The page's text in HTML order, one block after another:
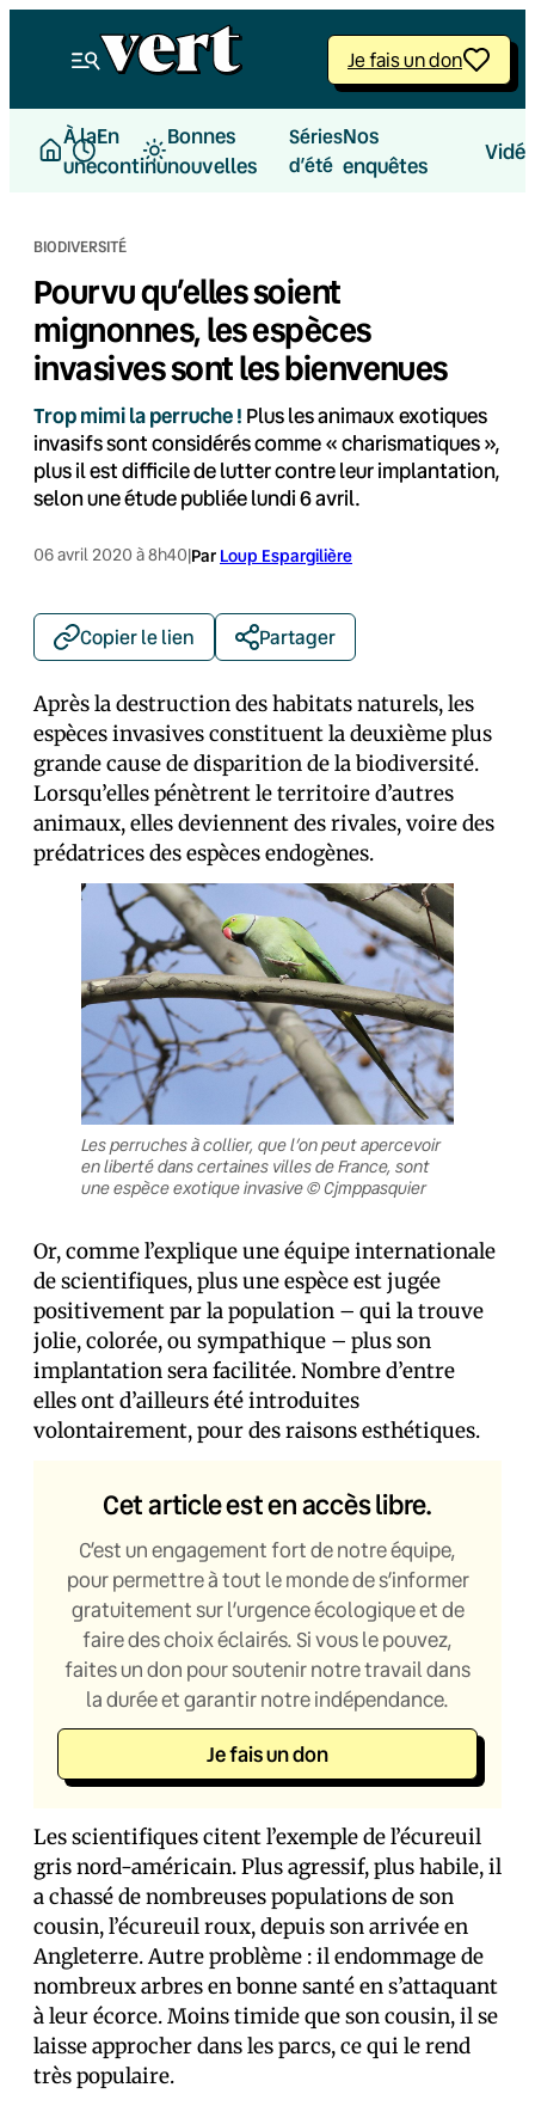
Je fais un don
À la
une
En
continu
Bonnes
nouvelles
Séries
d’été
Nos
enquêtes
BIODIVERSITÉ
Pourvu qu’elles soient
mignonnes, les espèces
invasives sont les bienvenues
Trop mimi la perruche ! Plus les animaux exotiques
invasifs sont considérés comme « charismatiques »,
plus il est difficile de lutter contre leur implantation,
selon une étude publiée lundi 6 avril.
06 avril 2020 à 8h40|Par Loup Espargilière
Copier le lien Partager
Après la destruction des habitats naturels, les
espèces invasives constituent la deuxième plus
grande cause de disparition de la biodiversité.
Lorsqu’elles pénètrent le territoire d’autres
animaux, elles deviennent des rivales, voire des
prédatrices des espèces endogènes.
Les perruches à collier, que l’on peut apercevoir
en liberté dans certaines villes de France, sont
une espèce exotique invasive © Cjmppasquier
Or, comme l’explique une équipe internationale
de scientifiques, plus une espèce est jugée
positivement par la population – qui la trouve
jolie, colorée, ou sympathique – plus son
implantation sera facilitée. Nombre d’entre
elles ont d’ailleurs été introduites
volontairement, pour des raisons esthétiques.
Cet article est en accès libre.
C’est un engagement fort de notre équipe,
pour permettre à tout le monde de s’informer
gratuitement sur l’urgence écologique et de
faire des choix éclairés. Si vous le pouvez,
faites un don pour soutenir notre travail dans
la durée et garantir notre indépendance.
Je fais un don
Les scientifiques citent l’exemple de l’écureuil
gris nord-américain. Plus agressif, plus habile, il
a chassé de nombreuses populations de son
cousin, l’écureuil roux, depuis son arrivée en
Angleterre. Autre problème : il endommage de
nombreux arbres en bonne santé en s’attaquant
à leur écorce. Moins timide que son cousin, il se
laisse approcher dans les parcs, ce qui le rend
très populaire.